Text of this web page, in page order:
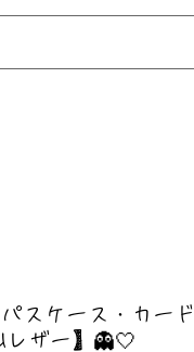
スケース・カード
レザー】👻🤍